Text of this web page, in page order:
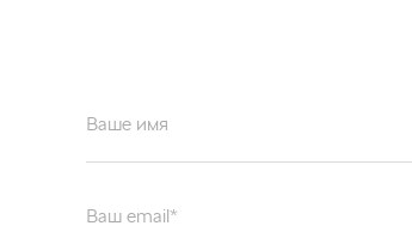
Ваше имя
Отправляя форму вы подтверждаете согласие с